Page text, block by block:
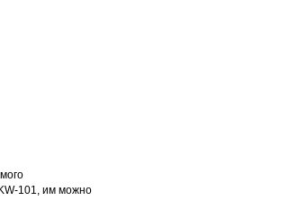
101, им можно